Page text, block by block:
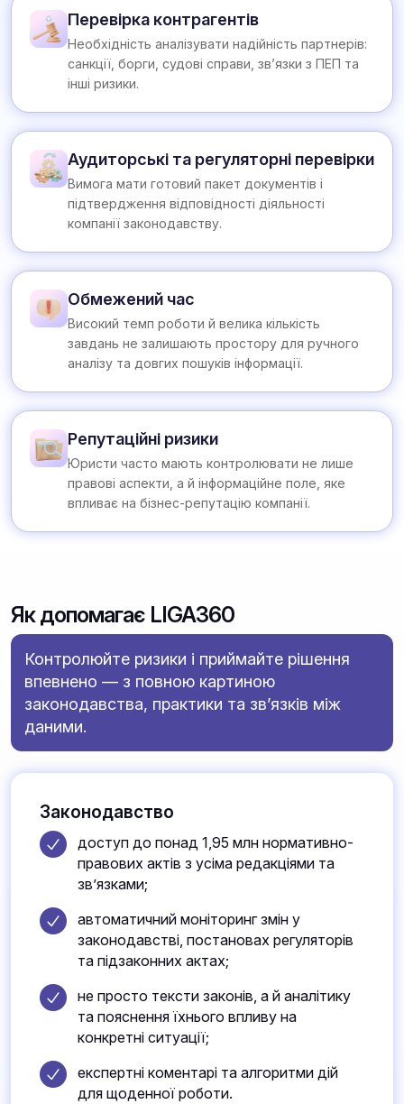
Перевірка контрагентів
Необхідність аналізувати надійність партнерів:
санкції, борги, судові справи, зв’язки з ПЕП та
інші ризики.
Аудиторські та регуляторні перевірки
Вимога мати готовий пакет документів і
підтвердження відповідності діяльності
компанії законодавству.
Обмежений час
Високий темп роботи й велика кількість
завдань не залишають простору для ручного
аналізу та довгих пошуків інформації.
Репутаційні ризики
Юристи часто мають контролювати не лише
правові аспекти, а й інформаційне поле, яке
впливає на бізнес-репутацію компанії.
Як допомагає LIGA360
Контролюйте ризики і приймайте рішення
впевнено — з повною картиною
законодавства, практики та зв’язків між
даними.
Законодавство
доступ до понад 1,95 млн нормативно-
правових актів з усіма редакціями та
зв’язками;
автоматичний моніторинг змін у
законодавстві, постановах регуляторів
та підзаконних актах;
не просто тексти законів, а й аналітику
та пояснення їхнього впливу на
конкретні ситуації;
експертні коментарі та алгоритми дій
для щоденної роботи.